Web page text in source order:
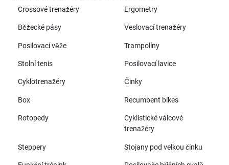
Crossové trenažéry
Ergometry
Běžecké pásy Veslovací trenažéry
Posilovací věže Trampolíny
Stolní tenis Posilovací lavice
Cyklotrenažéry Činky
Box Recumbent bikes
Rotopedy
Cyklistické válcové
trenažéry
Steppery Stojany pod velkou činku